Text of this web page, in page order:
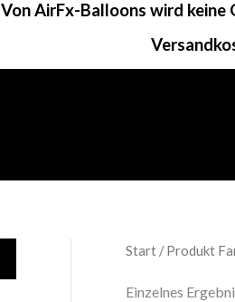
Von AirFx-Balloons wird
Start/ Produkt
Einzelnes